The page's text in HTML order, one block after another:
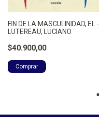
FIN DE LA MASCULINIDAD, EL -
LUTEREAU, LUCIANO
$40.900,00